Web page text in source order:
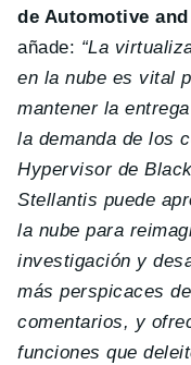
de Automotive
añade: “La
en la nube es vital
mantener la
la demanda de los
Hypervisor de
Stellantis puede
la nube para
investigación y
más perspicaces
comentarios, y
funciones que